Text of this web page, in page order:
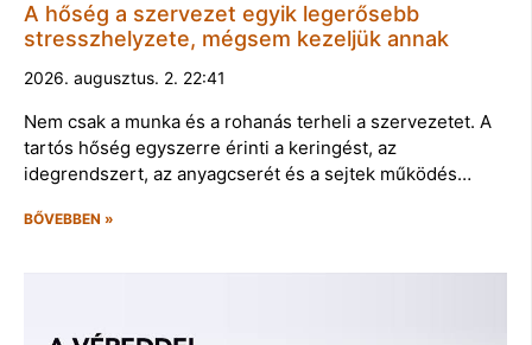
A hőség a szervezet egyik legerősebb
stresszhelyzete, mégsem kezeljük annak
2026. augusztus. 2. 22:41
Nem csak a munka és a rohanás terheli a szervezetet. A
tartós hőség egyszerre érinti a keringést, az
idegrendszert, az anyagcserét és a sejtek működés…
BŐVEBBEN »